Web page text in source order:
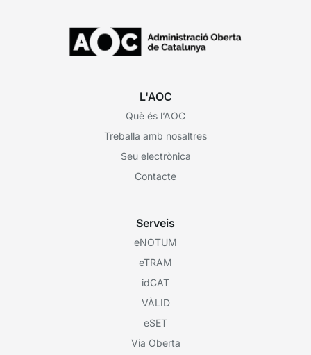
L'AOC
Què és l’AOC
Treballa amb nosaltres
Seu electrònica
Contacte
Serveis
eNOTUM
eTRAM
idCAT
VÀLID
eSET
Via Oberta